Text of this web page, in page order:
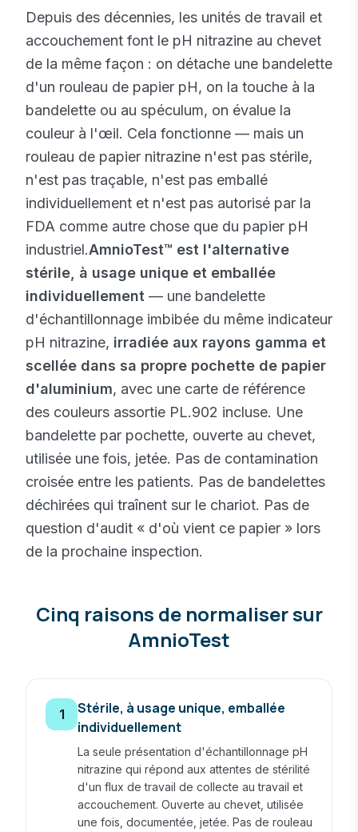
Depuis des décennies, les unités de travail et
accouchement font le pH nitrazine au chevet
de la même façon : on détache une bandelette
d'un rouleau de papier pH, on la touche à la
bandelette ou au spéculum, on évalue la
couleur à l'œil. Cela fonctionne — mais un
rouleau de papier nitrazine n'est pas stérile,
n'est pas traçable, n'est pas emballé
individuellement et n'est pas autorisé par la
FDA comme autre chose que du papier pH
industriel.AmnioTest™ est l'alternative
stérile, à usage unique et emballée
individuellement — une bandelette
d'échantillonnage imbibée du même indicateur
pH nitrazine, irradiée aux rayons gamma et
scellée dans sa propre pochette de papier
d'aluminium, avec une carte de référence
des couleurs assortie PL.902 incluse. Une
bandelette par pochette, ouverte au chevet,
utilisée une fois, jetée. Pas de contamination
croisée entre les patients. Pas de bandelettes
déchirées qui traînent sur le chariot. Pas de
question d'audit « d'où vient ce papier » lors
de la prochaine inspection.
Cinq raisons de normaliser sur
AmnioTest
1
Stérile, à usage unique, emballée
individuellement
La seule présentation d'échantillonnage pH
nitrazine qui répond aux attentes de stérilité
d'un flux de travail de collecte au travail et
accouchement. Ouverte au chevet, utilisée
une fois, documentée, jetée. Pas de rouleau